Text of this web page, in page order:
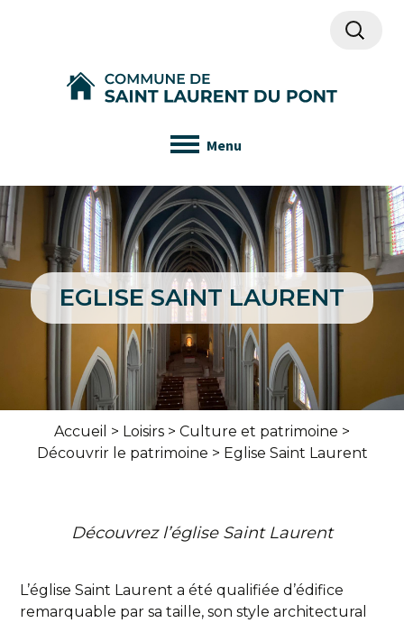
Menu
EGLISE SAINT LAURENT
Accueil > Loisirs > Culture et patrimoine >
Découvrir le patrimoine > Eglise Saint Laurent
Découvrez l’église Saint Laurent
L’église Saint Laurent a été qualifiée d’édifice
remarquable par sa taille, son style architectural